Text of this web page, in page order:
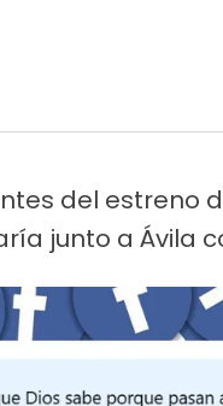
del estreno
junto a Ávila